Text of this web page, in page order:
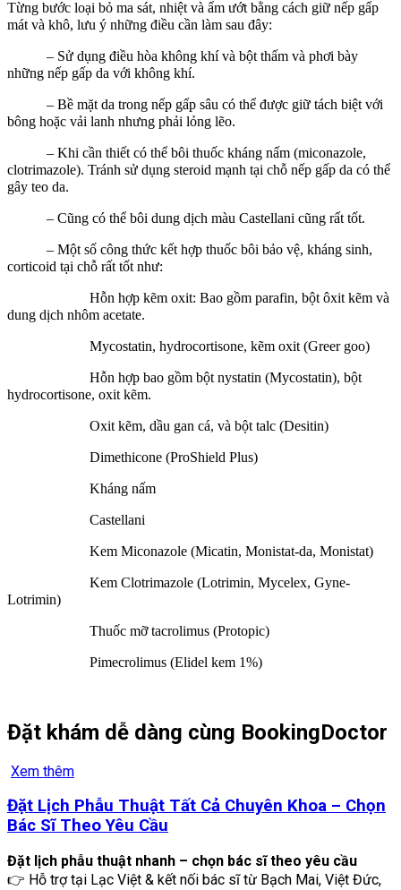
Từng bước loại bỏ ma sát, nhiệt và ẩm ướt bằng cách giữ nếp gấp
mát và khô, lưu ý những điều cần làm sau đây:
– Sử dụng điều hòa không khí và bột thấm và phơi bày
những nếp gấp da với không khí.
– Bề mặt da trong nếp gấp sâu có thể được giữ tách biệt với
bông hoặc vải lanh nhưng phải lỏng lẽo.
– Khi cần thiết có thể bôi thuốc kháng nấm (miconazole,
clotrimazole). Tránh sử dụng steroid mạnh tại chỗ nếp gấp da có thể
gây teo da.
– Cũng có thể bôi dung dịch màu Castellani cũng rất tốt.
– Một số công thức kết hợp thuốc bôi bảo vệ, kháng sinh,
corticoid tại chỗ rất tốt như:
Hỗn hợp kẽm oxit: Bao gồm parafin, bột ôxit kẽm và
dung dịch nhôm acetate.
Mycostatin, hydrocortisone, kẽm oxit (Greer goo)
Hỗn hợp bao gồm bột nystatin (Mycostatin), bột
hydrocortisone, oxit kẽm.
Oxit kẽm, dầu gan cá, và bột talc (Desitin)
Dimethicone (ProShield Plus)
Kháng nấm
Castellani
Kem Miconazole (Micatin, Monistat-da, Monistat)
Kem Clotrimazole (Lotrimin, Mycelex, Gyne-
Lotrimin)
Thuốc mỡ tacrolimus (Protopic)
Pimecrolimus (Elidel kem 1%)
Đặt khám dễ dàng cùng BookingDoctor
Xem thêm
Đặt Lịch Phẫu Thuật Tất Cả Chuyên Khoa – Chọn
Bác Sĩ Theo Yêu Cầu
Đặt lịch phẫu thuật nhanh – chọn bác sĩ theo yêu cầu
👉 Hỗ trợ tại Lạc Việt & kết nối bác sĩ từ Bạch Mai, Việt Đức,